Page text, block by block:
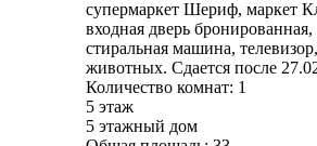
супермаркет Шериф, маркет
входная дверь
стиральная машина,
животных. Сдается после
Количество комнат: 1
5 этаж
5 этажный дом